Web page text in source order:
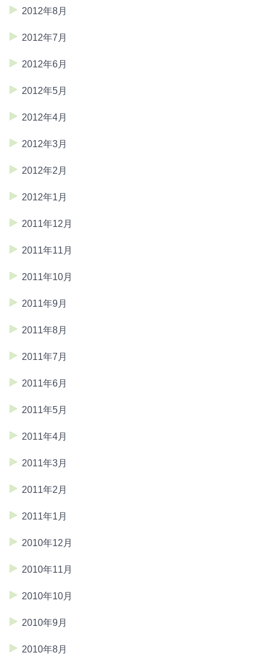
2012年8月
2012年7月
2012年6月
2012年5月
2012年4月
2012年3月
2012年2月
2012年1月
2011年12月
2011年11月
2011年10月
2011年9月
2011年8月
2011年7月
2011年6月
2011年5月
2011年4月
2011年3月
2011年2月
2011年1月
2010年12月
2010年11月
2010年10月
2010年9月
2010年8月